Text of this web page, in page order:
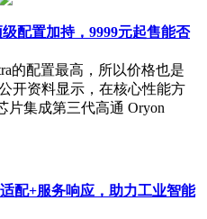
配置加持，9999元起售能否
的配置最高，所以价格也是
开资料显示，在核心性能方
片集成第三代高通 Oryon
配+服务响应，助力工业智能